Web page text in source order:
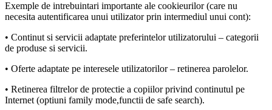
Exemple de intrebuintari importante ale cookieurilor (care nu
necesita autentificarea unui utilizator prin intermediul unui cont):
• Continut si servicii adaptate preferintelor utilizatorului – categorii
de produse si servicii.
• Oferte adaptate pe interesele utilizatorilor – retinerea parolelor.
• Retinerea filtrelor de protectie a copiilor privind continutul pe
Internet (optiuni family mode,functii de safe search).